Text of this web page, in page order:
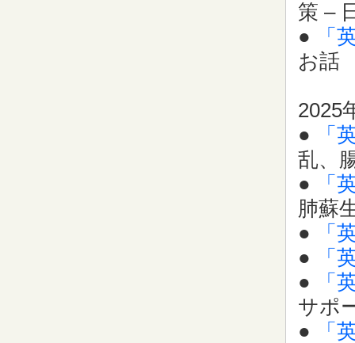
策 –
●
「
お話
2025
●
「
乱、
●
「
肺蘇
●
「
●
「
●
「
サポ
●
「